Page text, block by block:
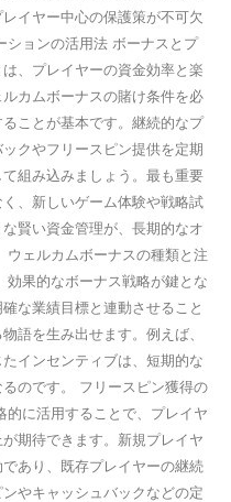
イヤー中心の保護策が不可欠
ションの活用法 ボーナスとプ
、プレイヤーの資金効率と楽
カムボーナスの賭け条件を必
ことが基本です。継続的なプ
クやフリースピン提供を定期
組み込みましょう。最も重要
、新しいゲーム体験や戦略試
賢い資金管理が、長期的なオ
ウェルカムボーナスの種類と注
果的なボーナス戦略が鍵とな
な業績目標と連動させること
語を生み出せます。例えば、
インセンティブは、短期的な
のです。 フリースピン獲得の
に活用することで、プレイヤ
期待できます。新規プレイヤ
あり、既存プレイヤーの継続
やキャッシュバックなどの定